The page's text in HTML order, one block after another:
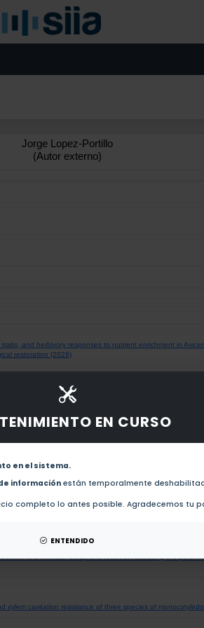
EN CURSO
en el sistema.
informaciónestán temporalmente
completo lo antes posible. Agradecemos tu
ENTENDIDO
Jorge Lopez-Portillo
(Autor externo)
and herbivory responses to nutrient enrichment in
restoration (2026)
infrastructure proliferation on shoreline dynamics around
xylem cavitation resistance of three species of